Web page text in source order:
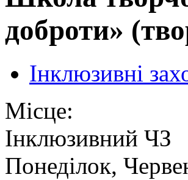
доброти»
Інклюзивні
Місце:
Інклюзивний ЧЗ
Понеділок,